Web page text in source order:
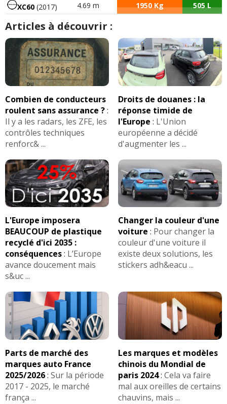
XC60 (2017) 4.69 m 1950 Kg 505 L
Articles à découvrir :
Combien de conducteurs
roulent sans assurance ?:
Il y a les radars, les ZFE, les
contrôles techniques
renforc& ...
Droits de douanes : la
réponse timide de
l'Europe : L'Union
européenne a décidé
d'augmenter les ...
L'Europe imposera
BEAUCOUP de plastique
recyclé d'ici 2035 :
conséquences: L’Europe
avance doucement mais
s&uc ...
Changer la couleur d'une
voiture : Pour changer la
couleur d'une voiture il
existe deux solutions, les
stickers adh&eacu ...
Parts de marché des
marques auto France
2025/2026: Sur la période
2017 - 2025, le marché
frança ...
Les marques et modèles
chinois du Mondial de
paris 2024: Cela va faire
mal aux oreilles de certains
chauvins, mais ...